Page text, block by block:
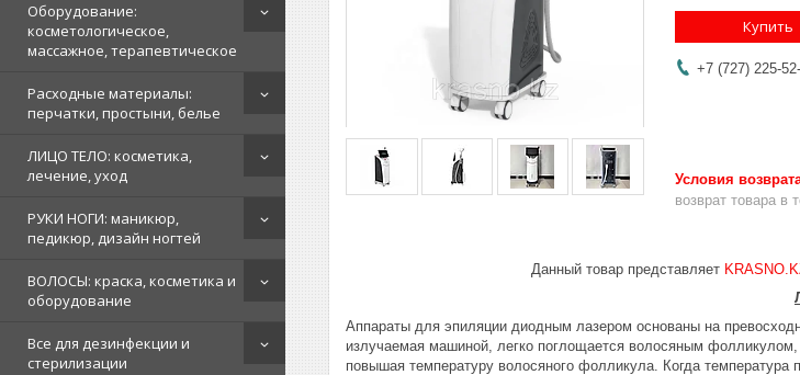
Оборудование:
косметологическое,
массажное, терапевтическое
Расходные материалы:
перчатки, простыни, белье
ЛИЦО ТЕЛО: косметика,
лечение, уход
РУКИ НОГИ: маникюр,
педикюр, дизайн ногтей
ВОЛОСЫ: краска, косметика и
оборудование
Все для дезинфекции и
стерилизации
Купить
+7 (727) 225-
возврат товара в
Данный товар представляет
Аппараты для эпиляции диодным лазером основаны на
излучаемая машиной, легко поглощается волосяным
повышая температуру волосяного фолликула. Когда